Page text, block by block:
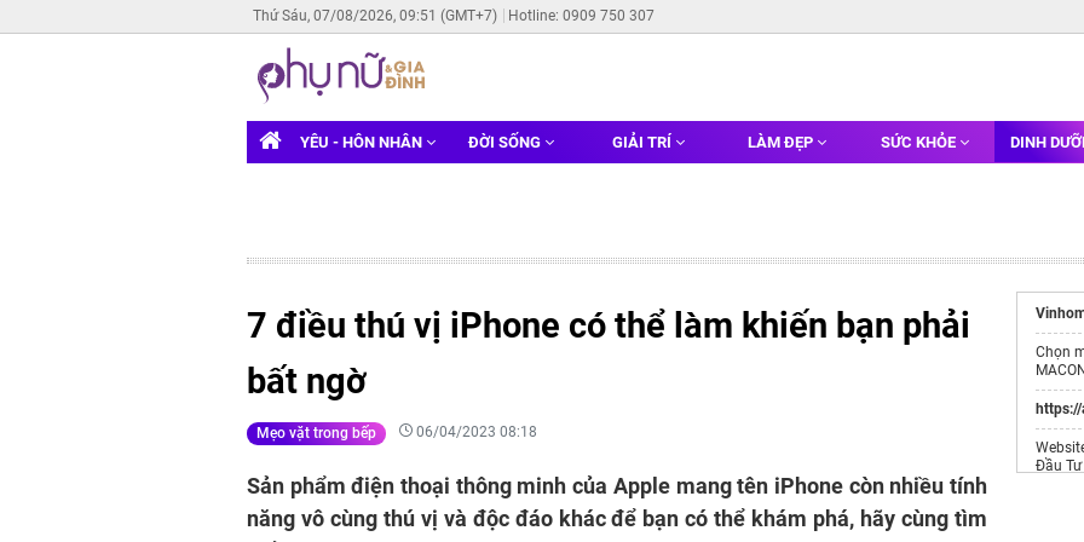
Thứ Sáu, 07/08/2026, 09:51 (GMT+7) Hotline: 0909 750 307
YÊU - HÔN NHÂN ĐỜI SỐNG GIẢI TRÍ LÀM ĐẸP SỨC KHỎE DINH
7 điều thú vị iPhone có thể làm khiến bạn phải
bất ngờ
Mẹo vặt trong bếp 06/04/2023 08:18
Sản phẩm điện thoại thông minh của Apple mang tên iPhone còn nhiều tính
năng vô cùng thú vị và độc đáo khác để bạn có thể khám phá, hãy cùng tìm
Chọn
https://
Đầu Tư